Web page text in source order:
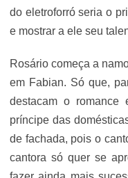
do eletroforró seria o
e mostrar a ele seu
Rosário começa a
em Fabian. Só que,
destacam o
príncipe das
de fachada, pois o
cantora só quer se